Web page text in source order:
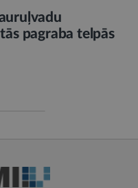
pagraba telpās